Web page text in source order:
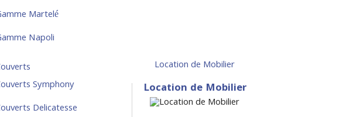
Martelé
Napoli
Symphony
Delicatesse
Location de Mobilier
Location de Mobilier